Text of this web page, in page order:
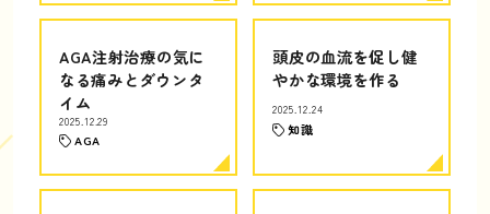
AGA注射治療の気に
なる痛みとダウンタ
イム
2025.12.29
AGA
頭皮の血流を促し健
やかな環境を作る
2025.12.24
知識